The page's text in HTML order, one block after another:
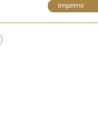
Imprimir